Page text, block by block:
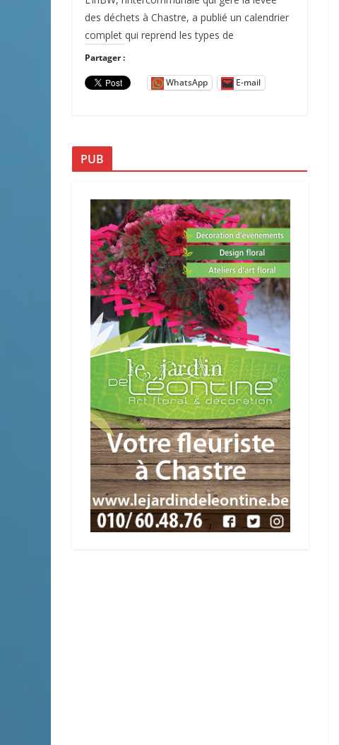
des déchets à Chastre, a publié un calendrier
complet qui reprend les types de
Partager :
WhatsApp E-mail
PUB